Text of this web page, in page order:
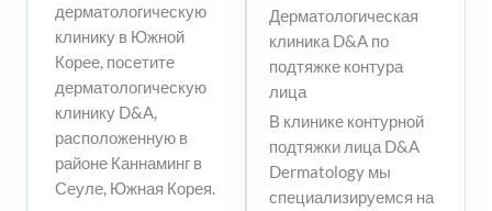
дерматологическую
клинику в Южной
Корее, посетите
дерматологическую
клинику D&A,
расположенную в
районе Каннаминг в
Сеуле, Южная Корея.
Дерматологическая
клиника D&A по
подтяжке контура
лица
В клинике контурной
подтяжки лица D&A
Dermatology мы
специализируемся на